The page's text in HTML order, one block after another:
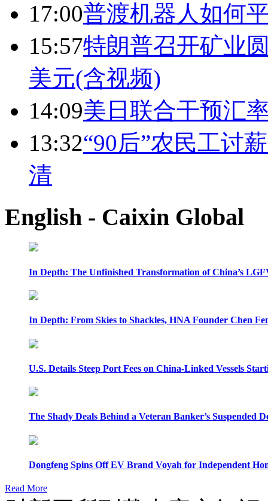
17:00普渡机器人如何
15:57特朗普召开矿业
美元(含视频)
14:09美日联合干预汇
13:32“90后”农民工讨
清
English - Caixin Global
In Depth: The Unfinished Transformation of China’s
In Depth: From Skies to Shackles, HNA Founder Chen
U.S. Details Steep Port Fees on China-Linked Vessels
The Shady Deals Behind a Veteran Banker’s Suspended
Dongfeng Spins Off EV Brand Voyah for Independent
Read More